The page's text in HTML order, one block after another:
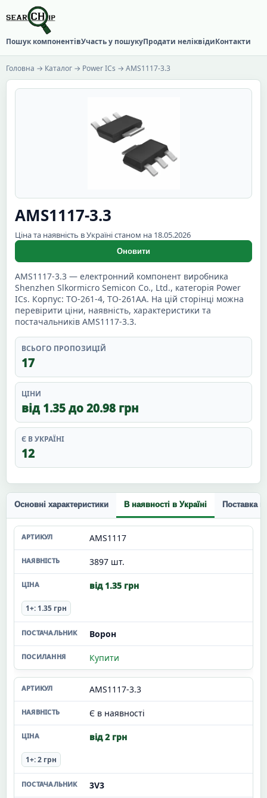
Пошук компонентівУчасть у пошукуПродати неліквідиКонтакти
Головна → Каталог → Power ICs → AMS1117-3.3
AMS1117-3.3
Ціна та наявність в Україні станом на 18.05.2026
Оновити
AMS1117-3.3 — електронний компонент виробника
Shenzhen Slkormicro Semicon Co., Ltd., категорія Power
ICs. Корпус: TO-261-4, TO-261AA. На цій сторінці можна
перевірити ціни, наявність, характеристики та
постачальників AMS1117-3.3.
ВСЬОГО ПРОПОЗИЦІЙ
17
ЦІНИ
від 1.35 до 20.98 грн
Є В УКРАЇНІ
12
Основні характеристики В наявності в Україні Поставка
AMS1117
3897 шт.
від 1.35 грн
1+: 1.35 грн
Ворон
Купити
AMS1117-3.3
Є в наявності
від 2 грн
1+: 2 грн
3V3